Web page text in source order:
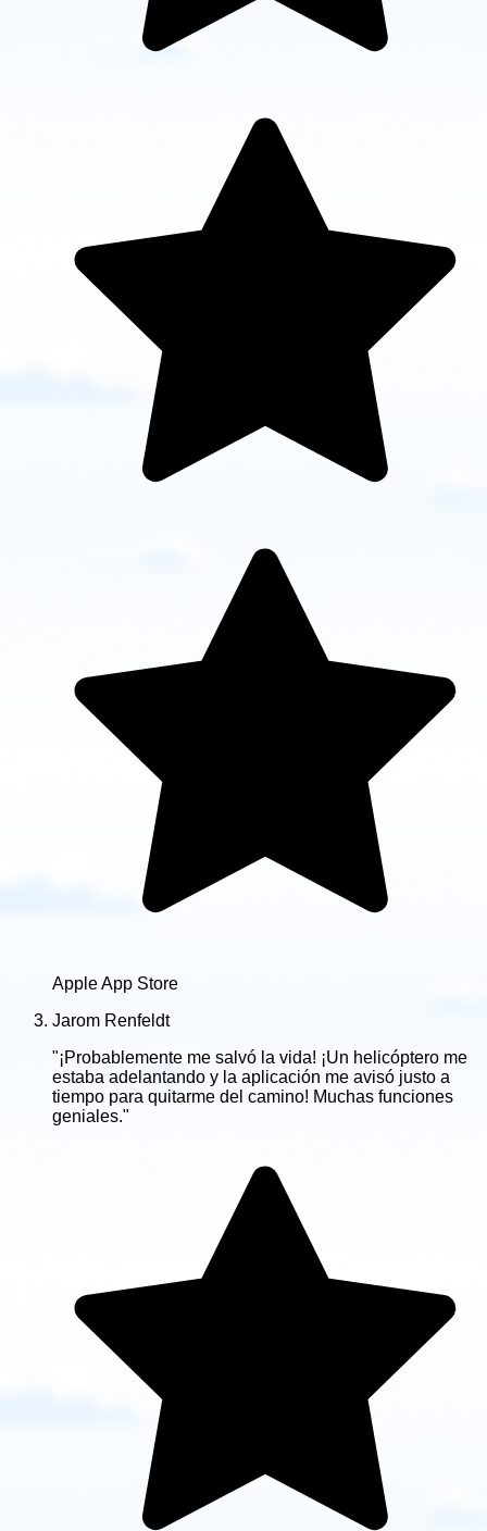
Apple App Store
Jarom Renfeldt
"¡Probablemente me salvó la vida! ¡Un helicóptero me
estaba adelantando y la aplicación me avisó justo a
tiempo para quitarme del camino! Muchas funciones
geniales."